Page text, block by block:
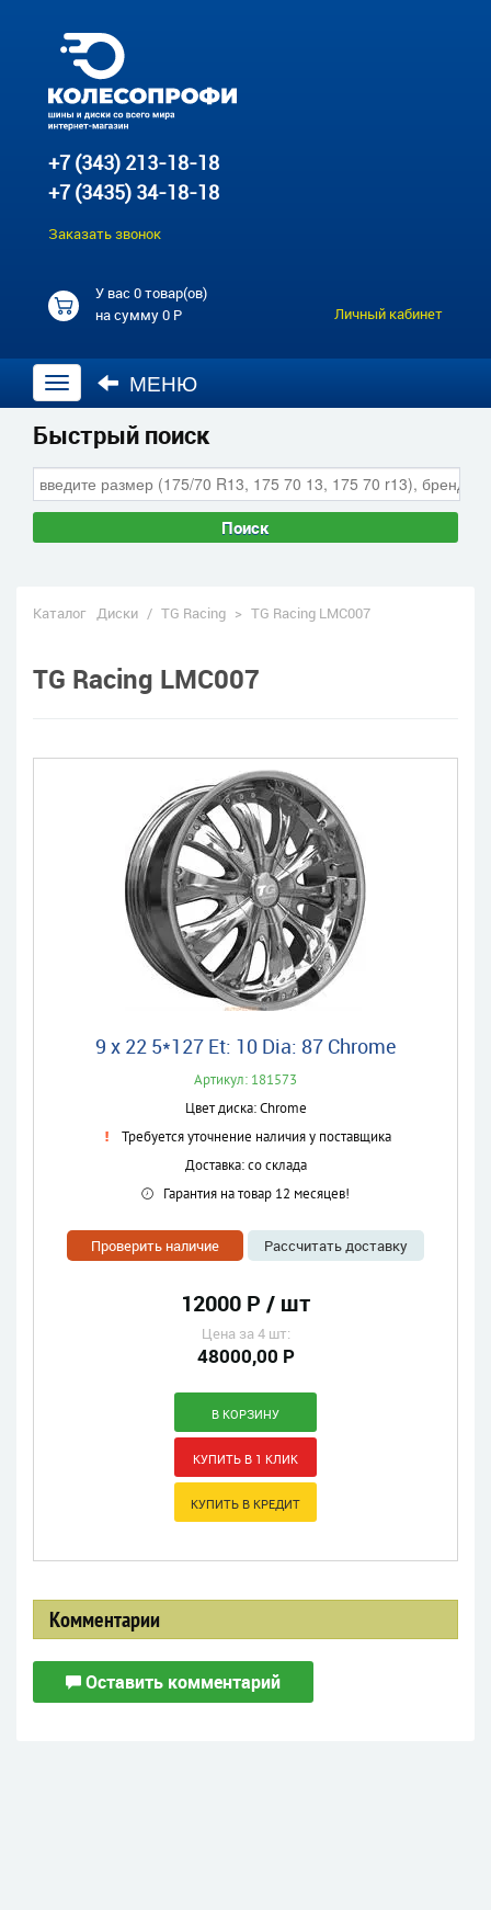
+7 (343) 213-18-18
+7 (3435) 34-18-18
Заказать звонок
У вас0 товар(ов)
на сумму0 Р Личный кабинет
Открыть
навигацию
МЕНЮ
Быстрый поиск
Поиск
Каталог Диски / TG Racing > TG Racing LMC007
TG Racing LMC007
9 x 22 5*127 Et: 10 Dia: 87 Chrome
Артикул: 181573
Цвет диска: Chrome
Требуется уточнение наличия у поставщика
Доставка: со склада
Гарантия на товар 12 месяцев!
Проверить наличие Рассчитать доставку
12000 Р / шт
Цена за 4 шт:
48000,00 Р
Комментарии
Оставить комментарий